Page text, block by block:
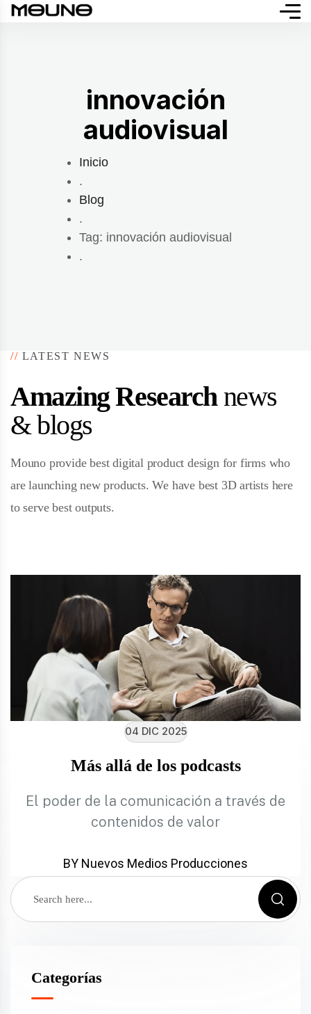
innovación
audiovisual
Inicio
.
Blog
.
Tag: innovación audiovisual
.
// LATEST NEWS
Amazing Researchnews
& blogs
Mouno provide best digital product design for firms who
are launching new products. We have best 3D artists here
to serve best outputs.
04 DIC 2025
Más allá de los podcasts
El poder de la comunicación a través de
contenidos de valor
BY Nuevos Medios Producciones
Categorías